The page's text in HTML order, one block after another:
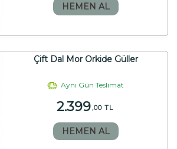
HEMEN AL
Çift Dal Mor Orkide Güller
Aynı Gün Teslimat
2.399,00 TL
HEMEN AL